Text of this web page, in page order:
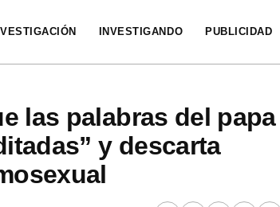
INVESTIGANDO PUBLICIDAD
las palabras del papa
y descarta